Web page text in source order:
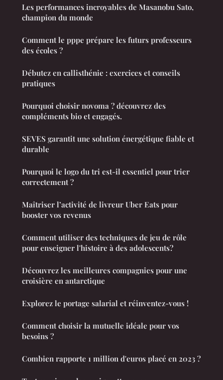
Les performances incroyables de Masanobu Sato,
champion du monde
Comment le pppe prépare les futurs professeurs
des écoles ?
Débutez en callisthénie : exercices et conseils
pratiques
Pourquoi choisir novoma ? découvrez des
compléments bio et engagés.
SEVES garantit une solution énergétique fiable et
durable
Pourquoi le logo du tri est-il essentiel pour trier
correctement ?
Maîtriser l’activité de livreur Uber Eats pour
booster vos revenus
Comment utiliser des techniques de jeu de rôle
pour enseigner l'histoire à des adolescents?
Découvrez les meilleures compagnies pour une
croisière en antarctique
Explorez le portage salarial et réinventez-vous !
Comment choisir la mutuelle idéale pour vos
besoins ?
Combien rapporte 1 million d'euros placé en 2023 ?